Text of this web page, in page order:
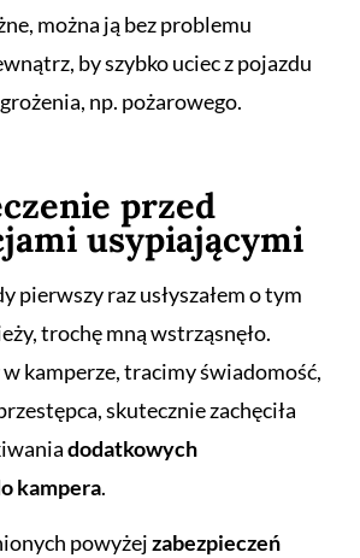
można ją bez problemu
by szybko uciec z pojazdu
np. pożarowego.
przed
usypiającymi
pierwszy raz usłyszałem o tym
trochę mną wstrząsnęło.
kamperze, tracimy świadomość,
skutecznie zachęciła
dodatkowych
kampera.
powyżejzabezpieczeń